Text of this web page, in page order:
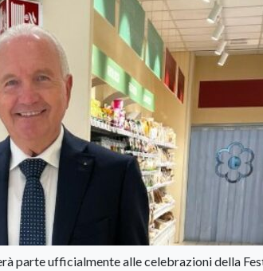
parte ufficialmente alle celebrazioni della